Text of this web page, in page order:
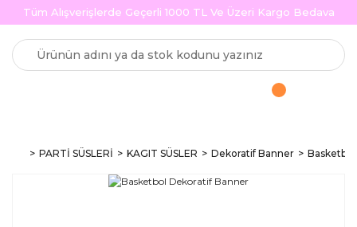
Tüm Alışverişlerde Geçerli 1000 TL Ve Üzeri Kargo Bedava
PARTİ SÜSLERİ KAGIT SÜSLER Dekoratif Banner